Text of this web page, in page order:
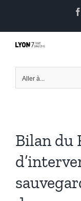
contenu
Aller à...
Bilan du